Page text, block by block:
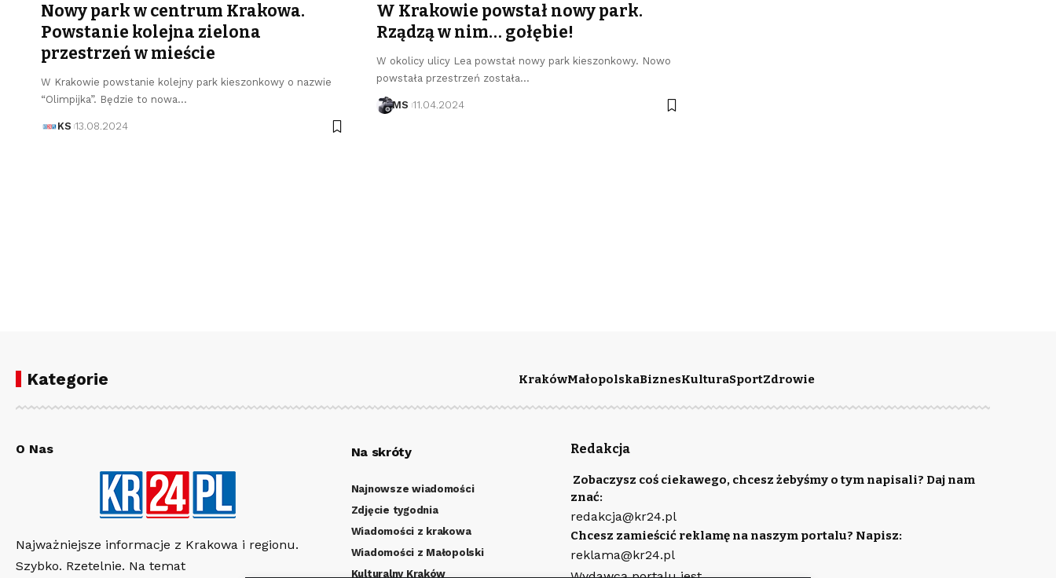
Nowy park w centrum Krakowa.
Powstanie kolejna zielona
przestrzeń w mieście
W Krakowie powstanie kolejny park kieszonkowy o nazwie
“Olimpijka”. Będzie to nowa…
KS 13.08.2024
W Krakowie powstał nowy park.
Rządzą w nim… gołębie!
W okolicy ulicy Lea powstał nowy park kieszonkowy. Nowo
powstała przestrzeń została…
MS 11.04.2024
Kategorie KrakówMałopolskaBiznesKulturaSportZdrowie
O Nas
Najważniejsze informacje z Krakowa i regionu.
Szybko. Rzetelnie. Na temat
Na skróty
Najnowsze wiadomości
Zdjęcie tygodnia
Wiadomości z krakowa
Wiadomości z Małopolski
Kulturalny Kraków
Redakcja
Zobaczysz coś ciekawego, chcesz żebyśmy o tym napisali? Daj nam
znać:
redakcja@kr24.pl
Chcesz zamieścić reklamę na naszym portalu? Napisz:
reklama@kr24.pl